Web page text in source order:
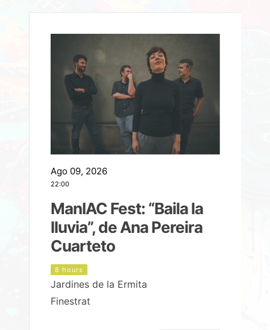
Ago 09, 2026
22:00
ManIAC Fest: “Baila la
lluvia”, de Ana Pereira
Cuarteto
8 hours
Jardines de la Ermita
Finestrat